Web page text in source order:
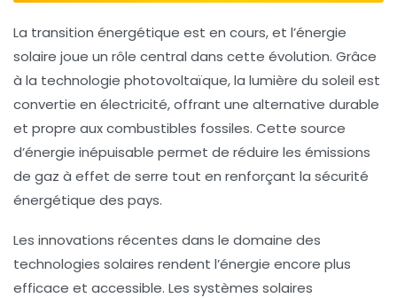
La transition énergétique est en cours, et l’énergie
solaire joue un rôle central dans cette évolution. Grâce
à la technologie photovoltaïque, la lumière du soleil est
convertie en électricité, offrant une alternative durable
et propre aux combustibles fossiles. Cette source
d’énergie inépuisable permet de réduire les émissions
de gaz à effet de serre tout en renforçant la sécurité
énergétique des pays.
Les innovations récentes dans le domaine des
technologies solaires rendent l’énergie encore plus
efficace et accessible. Les systèmes solaires